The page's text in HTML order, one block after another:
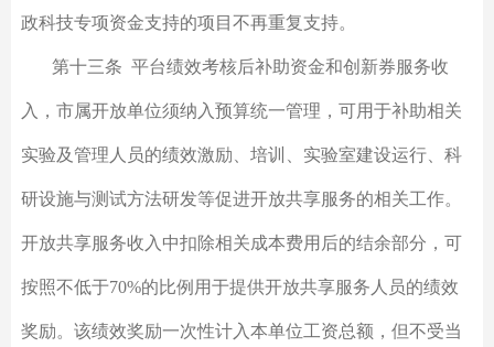
政科技专项资金支持的项目不再重复支持。
第十三条 平台绩效考核后补助资金和创新券服务收
入，市属开放单位须纳入预算统一管理，可用于补助相关
实验及管理人员的绩效激励、培训、实验室建设运行、科
研设施与测试方法研发等促进开放共享服务的相关工作。
开放共享服务收入中扣除相关成本费用后的结余部分，可
按照不低于70%的比例用于提供开放共享服务人员的绩效
奖励。该绩效奖励一次性计入本单位工资总额，但不受当